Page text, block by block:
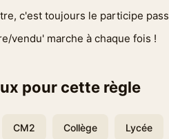
c'est toujours le participe
vendu' marche à chaque fois !
pour cette règle
CM2 Collège Lycée